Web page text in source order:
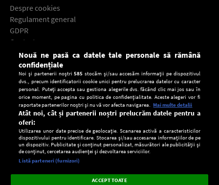
Despre cookies
Regulament general
GDPR
Contact
Descarcă gratuit aplicaţia Europa FM pentru smartphone:
Setări:
Dark
Radio live, podcasturi, știri și alerte
×
Nouă ne pasă ca datele tale personale să rămână
confidențiale
Noi și partenerii noștri585 stocăm și/sau accesăm informații pe dispozitivul
dvs., precum identificatorii cookie unici pentru prelucrarea datelor cu caracter
personal. Puteți accepta sau gestiona alegerile dvs. făcând clic mai jos sau în
orice moment, pe pagina cu politica de confidențialitate. Aceste alegeri vor fi
raportate partenerilor noștri și nu vă vor afecta navigarea. Mai multe detalii
Atât noi, cât și partenerii noștri prelucrăm datele pentru a
oferi:
Utilizarea unor date precise de geolocație. Scanarea activă a caracteristicilor
dispozitivului pentru identificare. Stocarea și/sau accesarea informațiilor de pe
un dispozitiv. Publicitate și conținut personalizat, măsurători ale publicității și
de conținut, cercetarea audienței și dezvoltarea serviciilor.
Listă parteneri (furnizori)
ACCEPT TOATE